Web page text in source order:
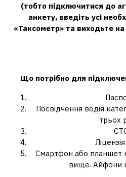
(тобто підключитися до
анкету, введіть усі
«Таксометр» та виходьте на
Що потрібно для
Посвідчення водія
трьох
Ліцензія
Смартфон або планшет
вище. Айфони